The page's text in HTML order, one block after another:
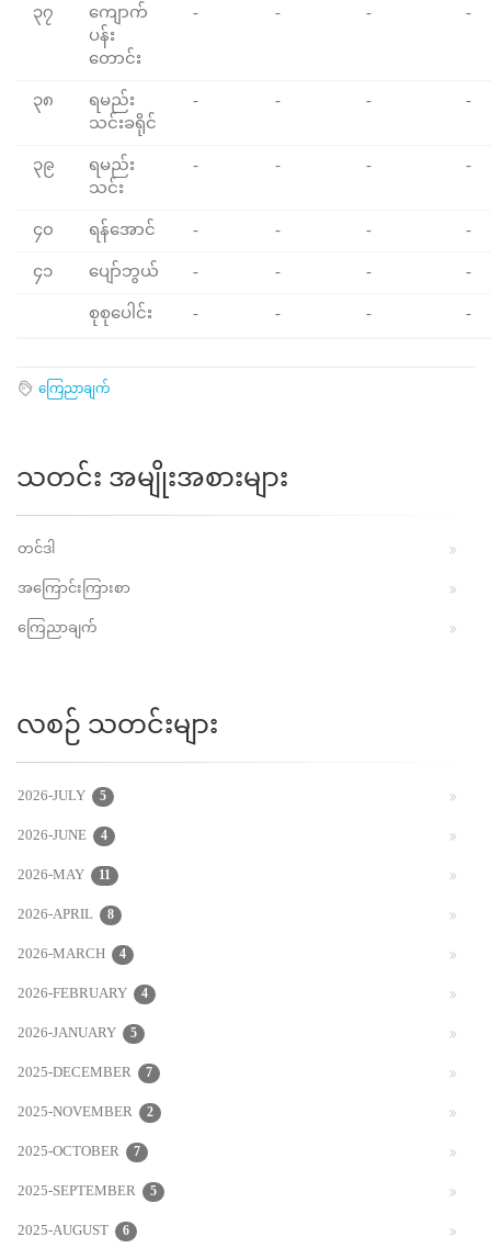
၃၇ ကျောက်
ပန်း
တောင်း
- - - -
၃၈ ရမည်း
သင်းခရိုင်
- - -
-
၃၉
ရမည်း
သင်း
- - -
-
၄၀
ရန်အောင် - - -
-
၄၁
ပျော်ဘွယ် - - -
-
စုစုပေါင်း
- - - -
ကြေညာချက်
သတင်း အမျိုးအစားများ
တင်ဒါ
အကြောင်းကြားစာ
ကြေညာချက်
လစဉ် သတင်းများ
2026-JULY 5
2026-JUNE 4
2026-MAY 11
2026-APRIL 8
2026-MARCH 4
2026-FEBRUARY 4
2026-JANUARY 5
2025-DECEMBER 7
2025-NOVEMBER 2
2025-OCTOBER 7
2025-SEPTEMBER 5
2025-AUGUST 6